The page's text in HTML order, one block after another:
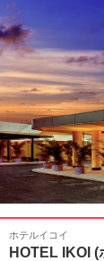
ホテルイコイ
HOTEL IKOI (